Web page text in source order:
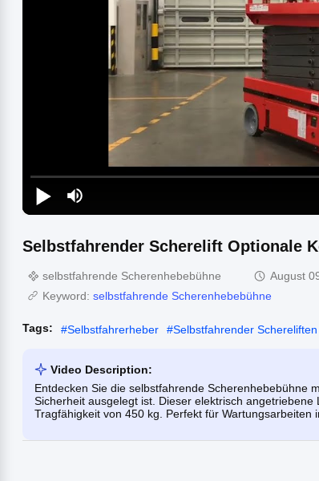
Selbstfahrender Scherelift Optionale
selbstfahrende Scherenhebebühne
August
Keyword: selbstfahrende Scherenhebebühne
Tags: #Selbstfahrerheber #Selbstfahrender Schereliften
Video Description:
Entdecken Sie die selbstfahrende Scherenhebebühne
Sicherheit ausgelegt ist. Dieser elektrisch
Tragfähigkeit von 450 kg. Perfekt für Wartungsarbeiten